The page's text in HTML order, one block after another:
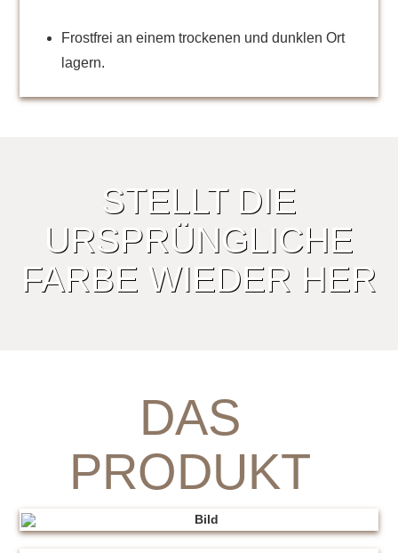
Frostfrei an einem trockenen und dunklen Ort
lagern.
STELLT DIE
URSPRÜNGLICHE
FARBE WIEDER HER
DAS
PRODUKT